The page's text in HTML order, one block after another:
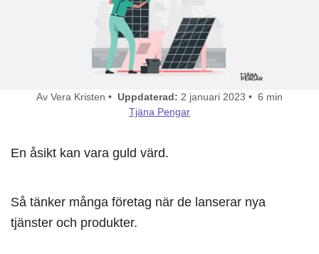
Av Vera Kristen • Uppdaterad: 2 januari 2023 • 6 min
Tjäna Pengar
En åsikt kan vara guld värd.
Så tänker många företag när de lanserar nya
tjänster och produkter.